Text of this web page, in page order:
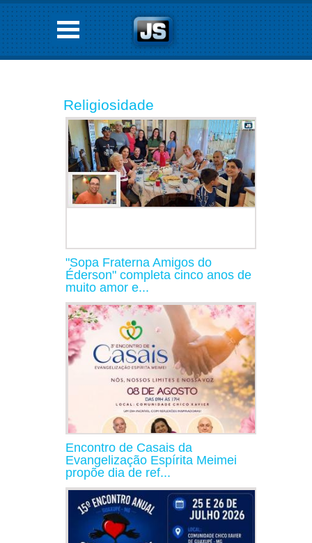
Religiosidade
"Sopa Fraterna Amigos do
Éderson" completa cinco anos de
muito amor e...
Encontro de Casais da
Evangelização Espírita Meimei
propõe dia de ref...